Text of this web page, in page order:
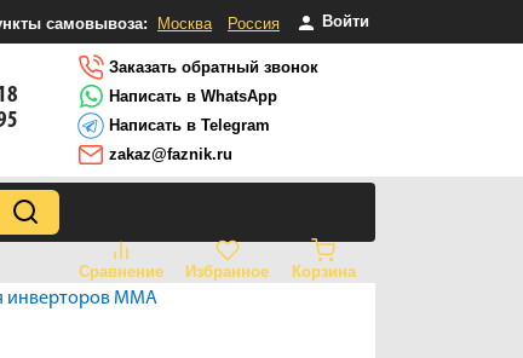
самовывоза: Москва Россия Войти
Заказать обратный звонок
Написать в WhatsApp
Написать в Telegram
zakaz@faznik.ru
Сравнение Избранное Корзина
инверторов MMA